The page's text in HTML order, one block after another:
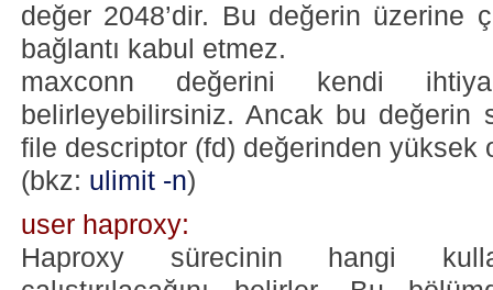
değer 2048’dir. Bu değerin üzerine
bağlantı kabul etmez.
maxconn değerini kendi
belirleyebilirsiniz. Ancak bu değerin
file descriptor (fd) değerinden yüksek
(bkz: ulimit -n)
user haproxy:
Haproxy sürecinin hangi